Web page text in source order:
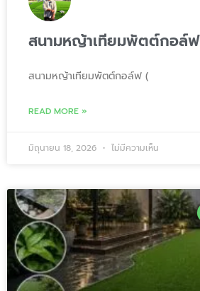
สนามหญ้าเทียมพัตต์กอล์ฟ
สนามหญ้าเทียมพัตต์กอล์ฟ (
READ MORE »
มิถุนายน 18, 2026 ไม่มีความเห็น